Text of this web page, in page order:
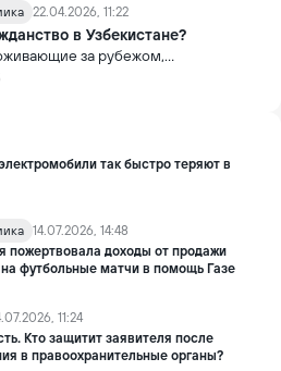
22.04.2026, 11:22
в Узбекистане?
за рубежом,
второго гражданства.
так быстро теряют в
14.07.2026, 14:48
пожертвовала доходы от продажи
футбольные матчи в помощь Газе
11:24
Кто защитит заявителя после
в правоохранительные органы?